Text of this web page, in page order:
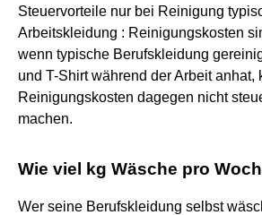
Steuervorteile nur bei Reinigung
Arbeitskleidung : Reinigungskosten
wenn typische Berufskleidung
und T-Shirt während der Arbeit anhat,
Reinigungskosten dagegen nicht
machen.
Wie viel kg Wäsche pro
Wer seine Berufskleidung selbst